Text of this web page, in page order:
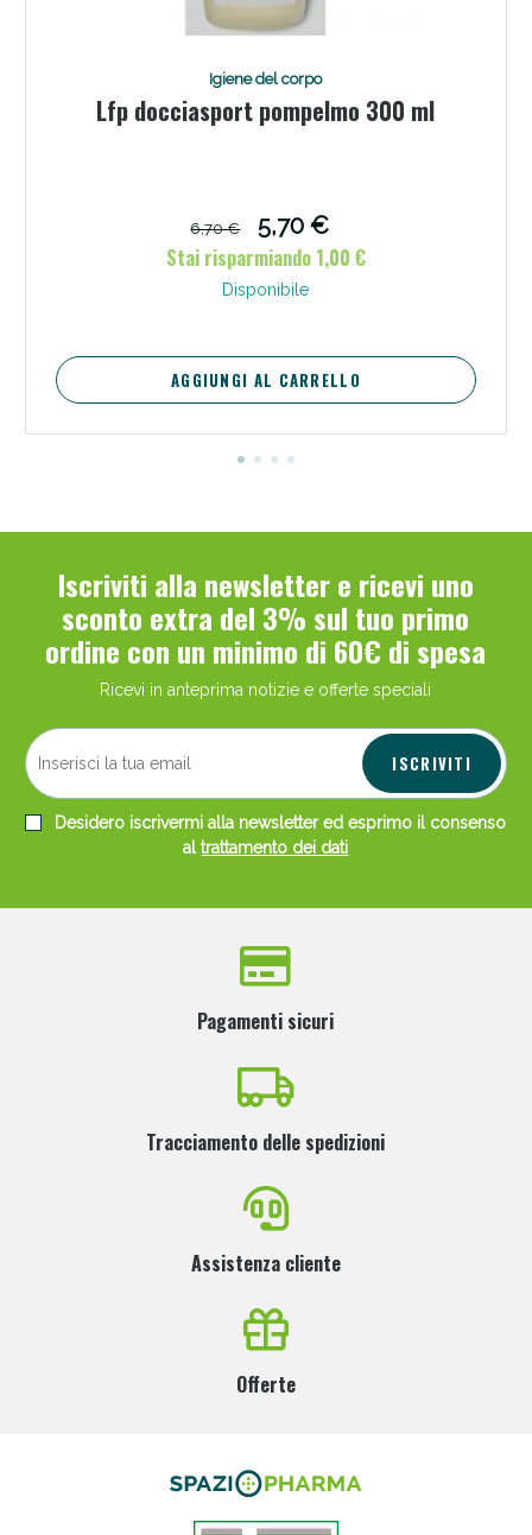
Igiene del corpo
Lfp docciasport pompelmo 300 ml
6,70 €
5,70 €
Stai risparmiando 1,00 €
Disponibile
AGGIUNGI AL CARRELLO
Iscriviti alla newsletter e ricevi uno
sconto extra del 3% sul tuo primo
ordine con un minimo di 60€ di spesa
Ricevi in anteprima notizie e offerte speciali
ISCRIVITI
Desidero iscrivermi alla newsletter ed esprimo il consenso
altrattamento dei dati
Pagamenti sicuri
Tracciamento delle spedizioni
Assistenza cliente
Offerte
Benessere Intestinale: Sconto fino al 55% valido